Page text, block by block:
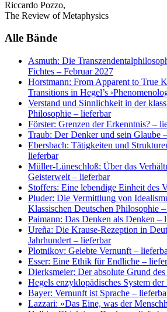
Riccardo Pozzo,
The Review of Metaphysics
Alle Bände
Asmuth: Die
Fichtes – Februar 2027
Horstmann: From Apparent to True
Transitions in Hegel’s
Verstand und Sinnlichkeit in der
Philosophie – lieferbar
Förster: Grenzen der Erkenntnis? –
Traub: Der Denker und sein Glaube
Ebersbach: Tätigkeiten und
lieferbar
Müller-Lüneschloß: Über das
Geisterwelt – lieferbar
Stoffers: Eine lebendige Einheit des
Pluder: Die Vermittlung von
Klassischen Deutschen Philosophie
Paimann: Das Denken als Denken –
Ureña: Die Krause-Rezeption in
Jahrhundert – lieferbar
Plotnikov: Gelebte Vernunft –
Esser: Eine Ethik für Endliche –
Dierksmeier: Der absolute Grund des
Hegels enzyklopädisches System
Bayer: Vernunft ist Sprache –
Lazzari: »Das Eine, was der